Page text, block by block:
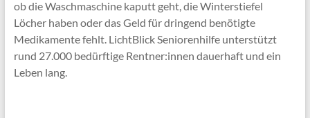
ob die Waschmaschine kaputt geht, die Winterstiefel
Löcher haben oder das Geld für dringend benötigte
Medikamente fehlt. LichtBlick Seniorenhilfe unterstützt
rund 27.000 bedürftige Rentner:innen dauerhaft und ein
Leben lang.